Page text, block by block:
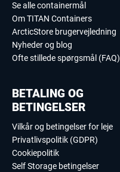
Se alle containermål
Om TITAN Containers
ArcticStore brugervejledning
Nyheder og blog
Ofte stillede spørgsmål (FAQ)
BETALING OG
BETINGELSER
Vilkår og betingelser for leje
Privatlivspolitik (GDPR)
Cookiepolitik
Self Storage betingelser